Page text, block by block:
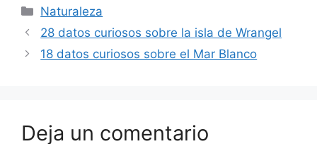
Categorías
Naturaleza
28 datos curiosos sobre la isla de Wrangel
18 datos curiosos sobre el Mar Blanco
Deja un comentario